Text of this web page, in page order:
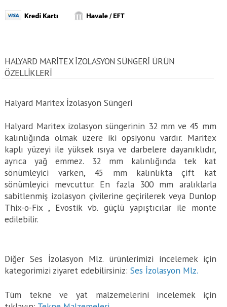
HALYARD MARITEX İZOLASYON SÜNGERI ÜRÜN
ÖZELLİKLERİ
Halyard Maritex İzolasyon Süngeri
Halyard Maritex izolasyon süngerinin 32 mm ve 45 mm
kalınlığında olmak üzere iki opsiyonu vardır. Maritex
kaplı yüzeyi ile yüksek ısıya ve darbelere dayanıklıdır,
ayrıca yağ emmez. 32 mm kalınlığında tek kat
sönümleyici varken, 45 mm kalınlıkta çift kat
sönümleyici mevcuttur. En fazla 300 mm aralıklarla
sabitlenmiş izolasyon çivilerine geçirilerek veya Dunlop
Thix-o-Fix , Evostik vb. güçlü yapıştıcılar ile monte
edilebilir.
Diğer Ses İzolasyon Mlz. ürünlerimizi incelemek için
kategorimizi ziyaret edebilirsiniz:Ses İzolasyon Mlz.
Tüm tekne ve yat malzemelerini incelemek için